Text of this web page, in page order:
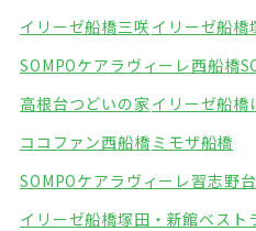
イリーゼ船橋三咲 イリーゼ船橋
SOMPOケアラヴィーレ西船橋
高根台つどいの家イリーゼ船橋
ココファン西船橋 ミモザ船橋
SOMPOケアラヴィーレ習志野台
イリーゼ船橋塚田・新館ベスト